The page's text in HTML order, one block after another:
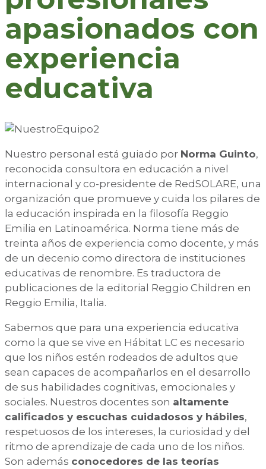
apasionados con
experiencia
educativa
Nuestro personal está guiado por Norma Guinto,
reconocida consultora en educación a nivel
internacional y co-presidente de RedSOLARE, una
organización que promueve y cuida los pilares de
la educación inspirada en la filosofía Reggio
Emilia en Latinoamérica. Norma tiene más de
treinta años de experiencia como docente, y más
de un decenio como directora de instituciones
educativas de renombre. Es traductora de
publicaciones de la editorial Reggio Children en
Reggio Emilia, Italia.
Sabemos que para una experiencia educativa
como la que se vive en Hábitat LC es necesario
que los niños estén rodeados de adultos que
sean capaces de acompañarlos en el desarrollo
de sus habilidades cognitivas, emocionales y
sociales. Nuestros docentes son altamente
calificados y escuchas cuidadosos y hábiles,
respetuosos de los intereses, la curiosidad y del
ritmo de aprendizaje de cada uno de los niños.
Son además conocedores de las teorías